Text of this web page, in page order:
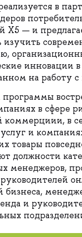
в
X5 — и
изучить
инновации в
на работу
в сфере
коммерциии, в
и
товары
должности
менеджеров,
бизнеса,
и